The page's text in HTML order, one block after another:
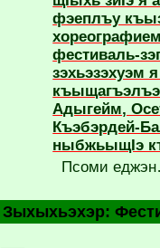
фэеплъу
фестиваль-
зэхьэзэхуэм
Адыгейм,
Къэбэрдей-
ныбжьыщIэ
Псоми
Зыхыхьэхэр: